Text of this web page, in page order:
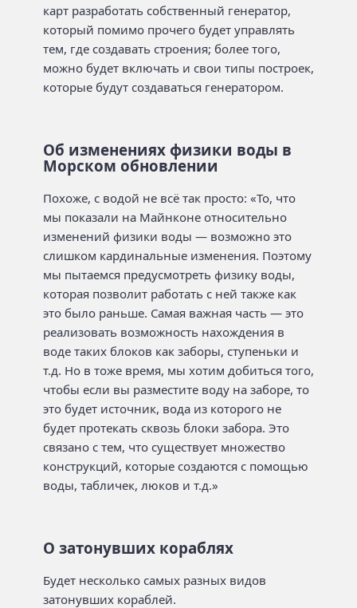
карт разработать собственный генератор,
который помимо прочего будет управлять
тем, где создавать строения; более того,
можно будет включать и свои типы построек,
которые будут создаваться генератором.
Об изменениях физики воды в
Морском обновлении
Похоже, с водой не всё так просто: «То, что
мы показали на Майнконе относительно
изменений физики воды — возможно это
слишком кардинальные изменения. Поэтому
мы пытаемся предусмотреть физику воды,
которая позволит работать с ней также как
это было раньше. Самая важная часть — это
реализовать возможность нахождения в
воде таких блоков как заборы, ступеньки и
т.д. Но в тоже время, мы хотим добиться того,
чтобы если вы разместите воду на заборе, то
это будет источник, вода из которого не
будет протекать сквозь блоки забора. Это
связано с тем, что существует множество
конструкций, которые создаются с помощью
воды, табличек, люков и т.д.»
О затонувших кораблях
Будет несколько самых разных видов
затонувших кораблей.